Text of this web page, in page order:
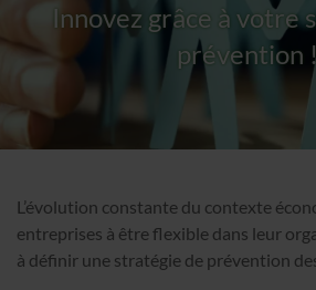
Innovez grâce à votre
prévention
L’évolution constante du contexte
entreprises à être flexible dans leur
à définir une stratégie de prévention